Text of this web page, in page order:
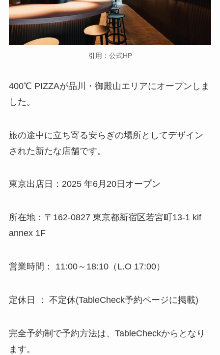
引用：公式HP
400℃ PIZZAが品川・御殿山エリアにオープンしま
した。
旅の途中に立ち寄る安らぎの場所としてデザイン
された新たな店舗です。
東京出店日：2025 年6月20日オープン
所在地：〒162-0827 東京都新宿区若宮町13-1 kif
annex 1F
営業時間： 11:00～18:10（L.O 17:00）
定休日 ： 不定休(TableCheck予約ページに掲載)
完全予約制で予約方法は、TableCheckからとなり
ます。